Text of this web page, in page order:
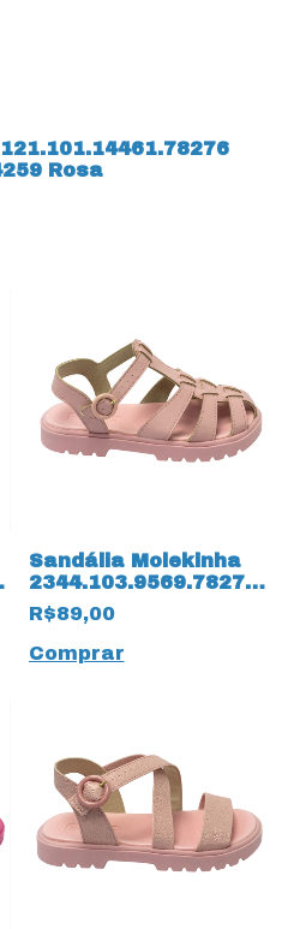
Rosa
Sandália Molekinha
2344.103.9569.78276
Napa Turim 14231
Rosa
R$89,00
Comprar